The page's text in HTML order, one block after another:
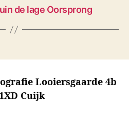
de lage Oorsprong
Looiersgaarde 4b
Cuijk